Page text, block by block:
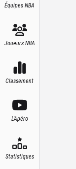
Équipes NBA
Joueurs NBA
Classement
L'Apéro
Statistiques